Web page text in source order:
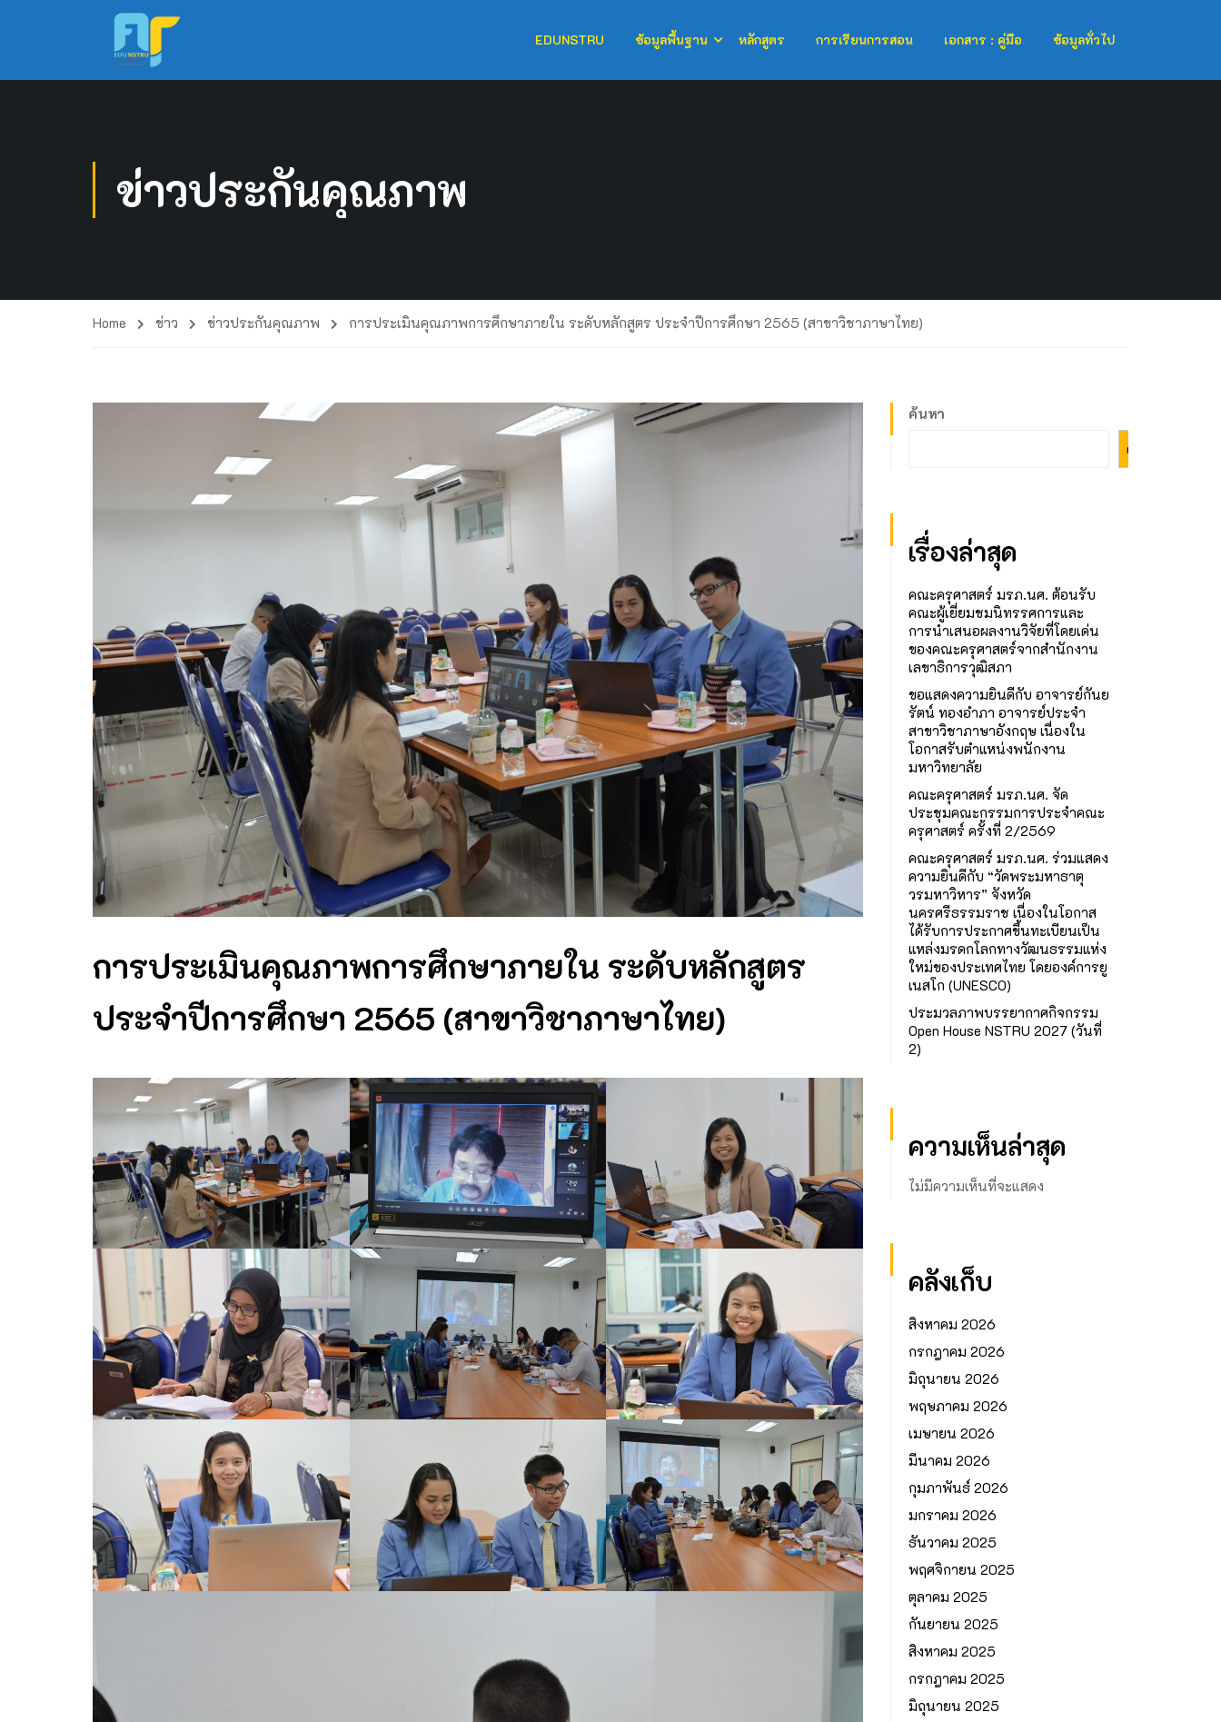
EDUNSTRU ข้อมูลพื้นฐาน หลักสูตร การเรียนการสอน เอกสาร : คู่มือ ข้อมูลทั่วไป
ข่าวประกันคุณภาพ
Home ข่าว ข่าวประกันคุณภาพ การประเมินคุณภาพการศึกษาภายใน ระดับหลักสูตร ประจำปีการศึกษา 2565 (สาขาวิชาภาษาไทย)
การประเมินคุณภาพการศึกษาภายใน ระดับหลักสูตร
ประจำปีการศึกษา 2565 (สาขาวิชาภาษาไทย)
ค้นหา
ค้นหา
เรื่องล่าสุด
คณะครุศาสตร์ มรภ.นศ. ต้อนรับ
คณะผู้เยี่ยมชมนิทรรศการและ
การนำเสนอผลงานวิจัยที่โดยเด่น
ของคณะครุศาสตร์จากสำนักงาน
เลขาธิการวุฒิสภา
ขอแสดงความยินดีกับ อาจารย์กันย
รัตน์ ทองอำภา อาจารย์ประจำ
สาขาวิชาภาษาอังกฤษ เนื่องใน
โอกาสรับตำแหน่งพนักงาน
มหาวิทยาลัย
คณะครุศาสตร์ มรภ.นศ. จัด
ประชุมคณะกรรมการประจำคณะ
ครุศาสตร์ ครั้งที่ 2/2569
คณะครุศาสตร์ มรภ.นศ. ร่วมแสดง
ความยินดีกับ “วัดพระมหาธาตุ
วรมหาวิหาร” จังหวัด
นครศรีธรรมราช เนื่องในโอกาส
ได้รับการประกาศขึ้นทะเบียนเป็น
แหล่งมรดกโลกทางวัฒนธรรมแห่ง
ใหม่ของประเทศไทย โดยองค์การยู
เนสโก (UNESCO)
ประมวลภาพบรรยากาศกิจกรรม
Open House NSTRU 2027 (วันที่
2)
ความเห็นล่าสุด
ไม่มีความเห็นที่จะแสดง
คลังเก็บ
สิงหาคม 2026
กรกฎาคม 2026
มิถุนายน 2026
พฤษภาคม 2026
เมษายน 2026
มีนาคม 2026
กุมภาพันธ์ 2026
มกราคม 2026
ธันวาคม 2025
พฤศจิกายน 2025
ตุลาคม 2025
กันยายน 2025
สิงหาคม 2025
กรกฎาคม 2025
มิถุนายน 2025